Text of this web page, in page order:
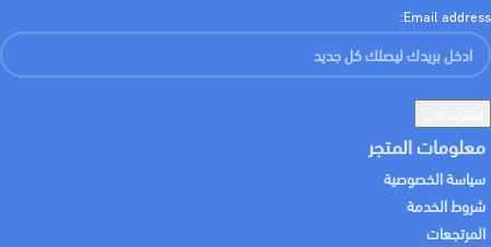
Email address:
معلومات المتجر
سياسة الخصوصية
شروط الخدمة
المرتجعات